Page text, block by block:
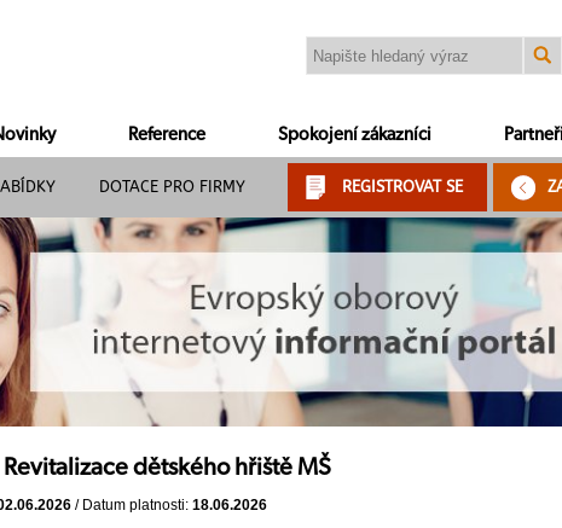
Reference Spokojení zákazníci Partneři
DOTACE PRO FIRMY REGISTROVAT SE
Revitalizace dětského hřiště MŠ
/ Datum platnosti: 18.06.2026